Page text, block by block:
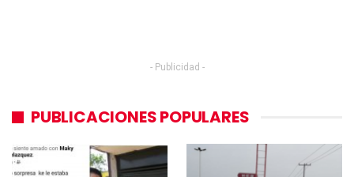
- Publicidad -
PUBLICACIONES POPULARES